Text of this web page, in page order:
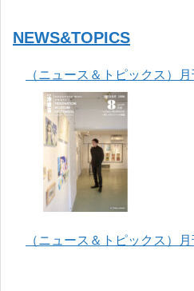
NEWS&TOPICS
（ニュース＆トピックス）
（ニュース＆トピックス）